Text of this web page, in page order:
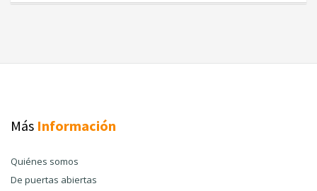
Más Información
Quiénes somos
De puertas abiertas